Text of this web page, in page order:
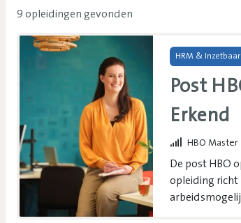
9 opleidingen gevonden
HRM &
Post
Erkend
HBO Master
De post HBO
opleiding richt